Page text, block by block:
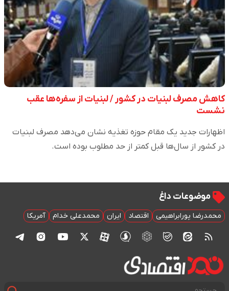
کاهش مصرف لبنیات در کشور / لبنیات از سفره‌ها عقب
نشست
اظهارات جدید یک مقام حوزه تغذیه نشان می‌دهد مصرف لبنیات
در کشور از سال‌ها قبل کمتر از حد مطلوب بوده است.
موضوعات داغ
محمدرضا پورابراهیمی اقتصاد ایران محمدعلی خدام آمریکا